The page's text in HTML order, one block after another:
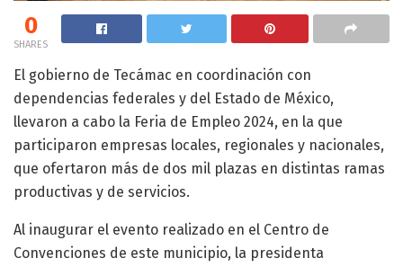
0
SHARES
El gobierno de Tecámac en coordinación con
dependencias federales y del Estado de México,
llevaron a cabo la Feria de Empleo 2024, en la que
participaron empresas locales, regionales y nacionales,
que ofertaron más de dos mil plazas en distintas ramas
productivas y de servicios.
Al inaugurar el evento realizado en el Centro de
Convenciones de este municipio, la presidenta